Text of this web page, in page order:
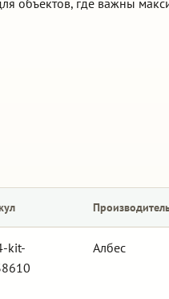
объектов, где важны
kit-
Албес